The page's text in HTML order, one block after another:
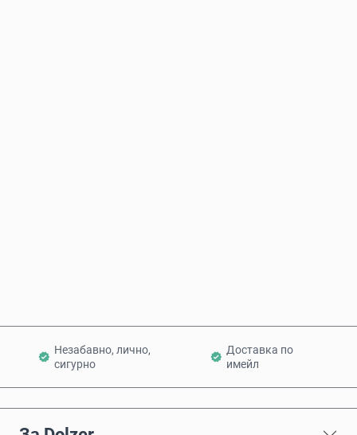
Незабавно, лично,
сигурно
Доставка по
имейл